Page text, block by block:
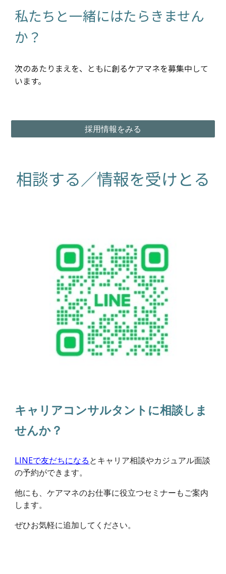
私たちと一緒にはたらきません
か？
次のあたりまえを、ともに創るケアマネを募集中して
います。
採用情報をみる
相談する／情報を受けとる
キャリアコンサルタントに相談しま
せんか？
LINEで友だちになるとキャリア相談やカジュアル面談
の予約ができます。
他にも、ケアマネのお仕事に役立つセミナーもご案内
します。
ぜひお気軽に追加してください。